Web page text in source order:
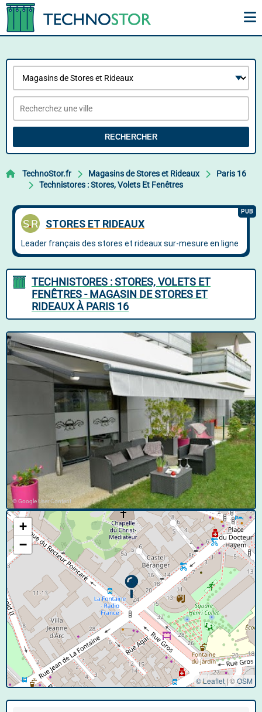
RECHERCHER
TechnoStor.fr Magasins de Stores et Rideaux
Paris 16
Technistores : Stores, Volets Et Fenêtres
TECHNISTORES : STORES, VOLETS ET
FENÊTRES - MAGASIN DE STORES ET
RIDEAUX À PARIS 16
© Google User Content
+
−
© Leaflet |©OSM